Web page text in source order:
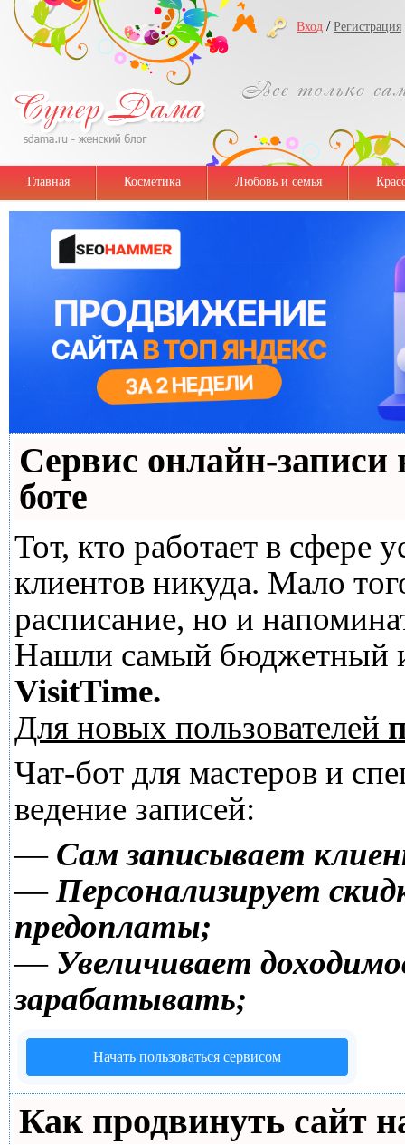
Вход / Регистрация
Главная Косметика Любовь и семья
Сервис онлайн-записи
боте
Тот, кто работает в сфере
клиентов никуда. Мало
расписание, но и
Нашли самый бюджетный
VisitTime.
Для новых пользователей
Чат-бот для мастеров и
ведение записей:
— Сам записывает
—Персонализирует
предоплаты;
— Увеличивает
зарабатывать;
Начать пользоваться сервисом
Как продвинуть сайт